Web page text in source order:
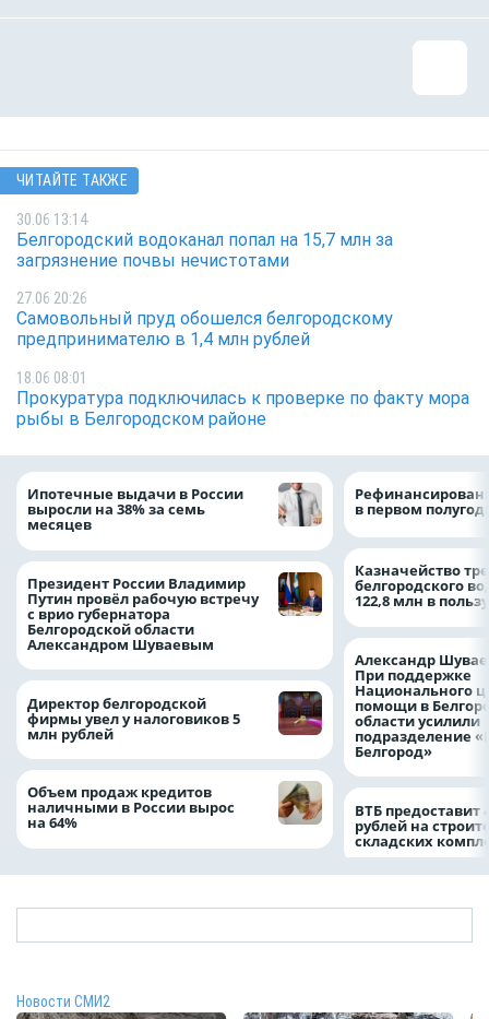
ЧИТАЙТЕ ТАКЖЕ
30.06 13:14
Белгородский водоканал попал на 15,7 млн за
загрязнение почвы нечистотами
27.06 20:26
Самовольный пруд обошелся белгородскому
предпринимателю в 1,4 млн рублей
18.06 08:01
Прокуратура подключилась к проверке по факту мора
рыбы в Белгородском районе
Ипотечные выдачи в России
выросли на 38% за семь
месяцев
Президент России Владимир
Путин провёл рабочую встречу
с врио губернатора
Белгородской области
Александром Шуваевым
Директор белгородской
фирмы увел у налоговиков 5
млн рублей
Объем продаж кредитов
наличными в России вырос
на 64%
в первом
Казначейство
белгородского
122,8 млн в
Александр
При поддержке
Национального
помощи в
области усилили
подразделение
Белгород»
ВТБ предоставит
рублей на
складских
Новости СМИ2